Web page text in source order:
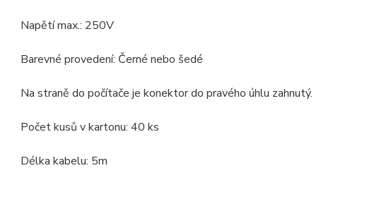
Napětí max.: 250V
Barevné provedení: Černé nebo šedé
Na straně do počítače je konektor do pravého úhlu zahnutý.
Počet kusů v kartonu: 40 ks
Délka kabelu: 5m